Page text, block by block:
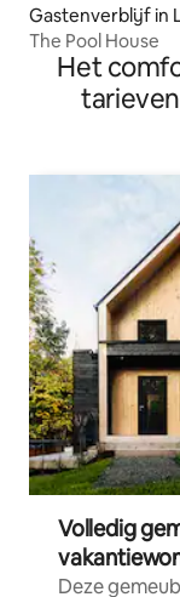
Gastenverblijf in
The Pool House
Het
Volledig
Deze